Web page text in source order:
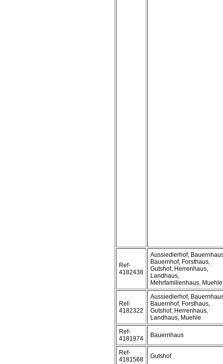
Ref-
4182438
Aussiedlerhof,
Bauernhof, Forsthaus,
Gutshof, Herrenhaus,
Landhaus,
Mehrfamilienhaus, Muehle
Ref-
4182322
Aussiedlerhof,
Bauernhof, Forsthaus,
Gutshof, Herrenhaus,
Landhaus, Muehle
Ref-
4181974
Bauernhaus
Ref-
4181568
Gutshof